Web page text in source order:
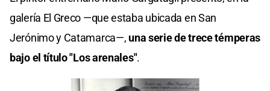
galería El Greco —que estaba ubicada en San
Jerónimo y Catamarca—, una serie de trece témperas
bajo el título "Los arenales".